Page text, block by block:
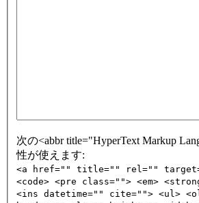
次の<abbr title="HyperText Markup
性が使えます:
<a href="" title="" rel=""
<code> <pre class=""> <em>
<ins datetime="" cite=""> <ul>